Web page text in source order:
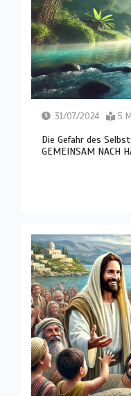
31/07/2024 5
Die Gefahr des
GEMEINSAM NACH